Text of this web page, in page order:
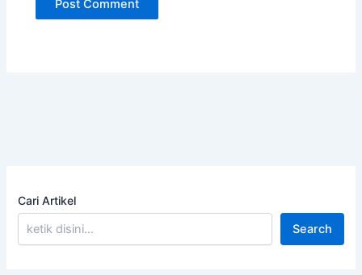
Cari Artikel
Search